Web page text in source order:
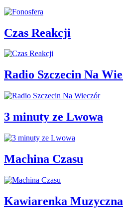
Czas Reakcji
Radio Szczecin Na
3 minuty ze Lwowa
Machina Czasu
Kawiarenka Muzyczna